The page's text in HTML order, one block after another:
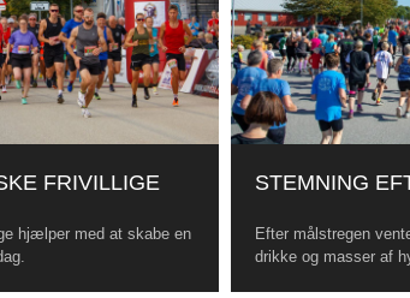
FRIVILLIGE
hjælper med at skabe en
STEMNING
Efter målstregen
drikke og masser af